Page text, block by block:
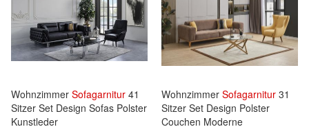
Wohnzimmer Sofagarnitur 41
Sitzer Set Design Sofas Polster
Kunstleder
Wohnzimmer Sofagarnitur 31
Sitzer Set Design Polster
Couchen Moderne